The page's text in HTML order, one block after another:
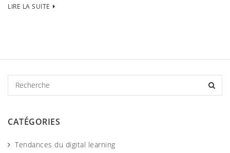
LIRE LA SUITE
e
c
CATÉGORIES
Tendances du digital learning